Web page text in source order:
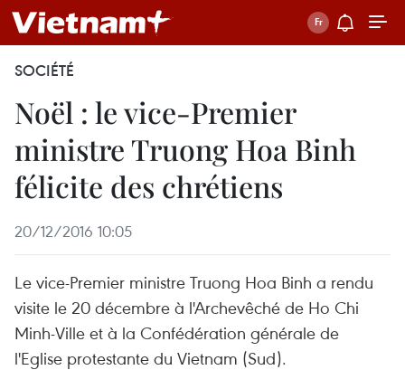
SOCIÉTÉ
Noël : le vice-Premier
ministre Truong Hoa Binh
félicite des chrétiens
20/12/2016 10:05
Le vice-Premier ministre Truong Hoa Binh a rendu
visite le 20 décembre à l'Archevêché de Ho Chi
Minh-Ville et à la Confédération générale de
l'Eglise protestante du Vietnam (Sud).